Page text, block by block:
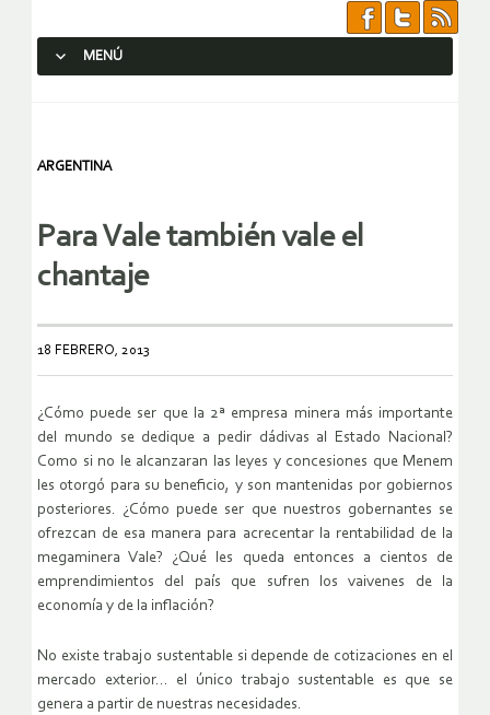
MENÚ
ARGENTINA
Para Vale también vale el
chantaje
18 FEBRERO, 2013
¿Cómo puede ser que la 2ª empresa minera más importante
del mundo se dedique a pedir dádivas al Estado Nacional?
Como si no le alcanzaran las leyes y concesiones que Menem
les otorgó para su beneficio, y son mantenidas por gobiernos
posteriores. ¿Cómo puede ser que nuestros gobernantes se
ofrezcan de esa manera para acrecentar la rentabilidad de la
megaminera Vale? ¿Qué les queda entonces a cientos de
emprendimientos del país que sufren los vaivenes de la
economía y de la inflación?
No existe trabajo sustentable si depende de cotizaciones en el
mercado exterior… el único trabajo sustentable es que se
genera a partir de nuestras necesidades.